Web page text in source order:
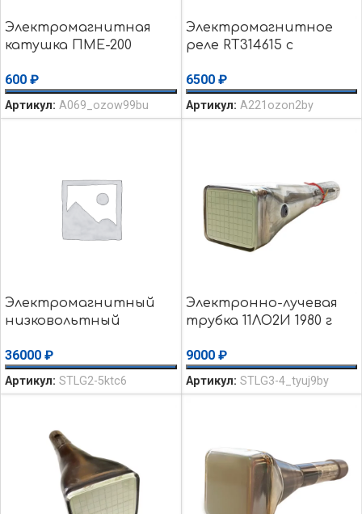
Электромагнитная
катушка ПМЕ-200
№2840 ПЭТВ-2 0.224
600 ₽
Артикул: А069_ozow99bu
Электромагнитное
реле RT314615 с
Siemens уценка
6500 ₽
Артикул: A221ozon2by
Электромагнитный
низковольтный
Б/y
36000 ₽
Артикул: STLG2-5ktc6
Электронно-лучевая
трубка 11ЛО2И 1980 г
9000 ₽
Артикул: STLG3-4_tyuj9by